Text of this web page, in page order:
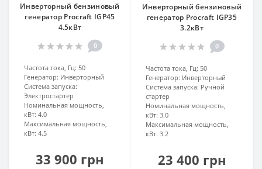
Инверторный бензиновый
генератор Procraft IGP45
4.5кВт
0
Частота тока, Гц: 50
Генератор: Инверторный
Система запуска:
Электростартер
Номинальная мощность,
кВт: 4.0
Максимальная мощность,
кВт: 4.5
33 900 грн
Инверторный бензиновый
генератор Procraft IGP35
3.2кВт
0
Частота тока, Гц: 50
Генератор: Инверторный
Система запуска: Ручной
стартер
Номинальная мощность,
кВт: 3.0
Максимальная мощность,
кВт: 3.2
23 400 грн